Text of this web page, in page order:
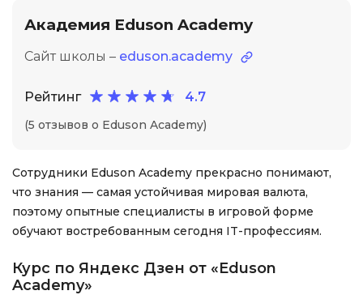
Академия Eduson Academy
Сайт школы – eduson.academy
Рейтинг 4.7
(5 отзывов о Eduson Academy)
Сотрудники Eduson Academy прекрасно понимают,
что знания — самая устойчивая мировая валюта,
поэтому опытные специалисты в игровой форме
обучают востребованным сегодня IT-профессиям.
Курс по Яндекс Дзен от «Eduson
Academy»